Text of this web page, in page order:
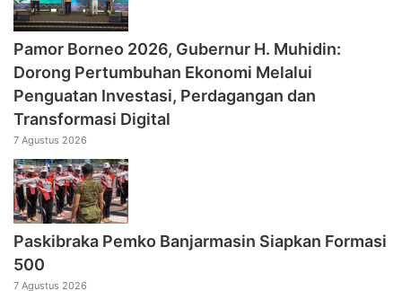
Pamor Borneo 2026, Gubernur H. Muhidin:
Dorong Pertumbuhan Ekonomi Melalui
Penguatan Investasi, Perdagangan dan
Transformasi Digital
7 Agustus 2026
Paskibraka Pemko Banjarmasin Siapkan Formasi
500
7 Agustus 2026